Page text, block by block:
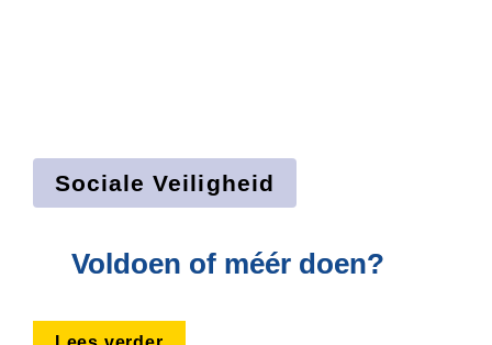
Sociale Veiligheid
Voldoen of méér doen?